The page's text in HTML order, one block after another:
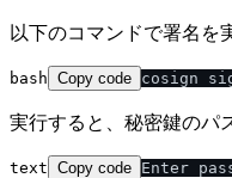
以下のコマンドで署名を
bash Copy code
実行すると、秘密鍵のパ
text Copy code